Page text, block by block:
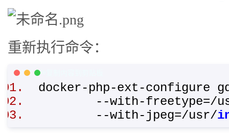
重新执行命令：
PHP Code
docker-php-ext-
--with-freetype=/
--with-jpeg=/usr/